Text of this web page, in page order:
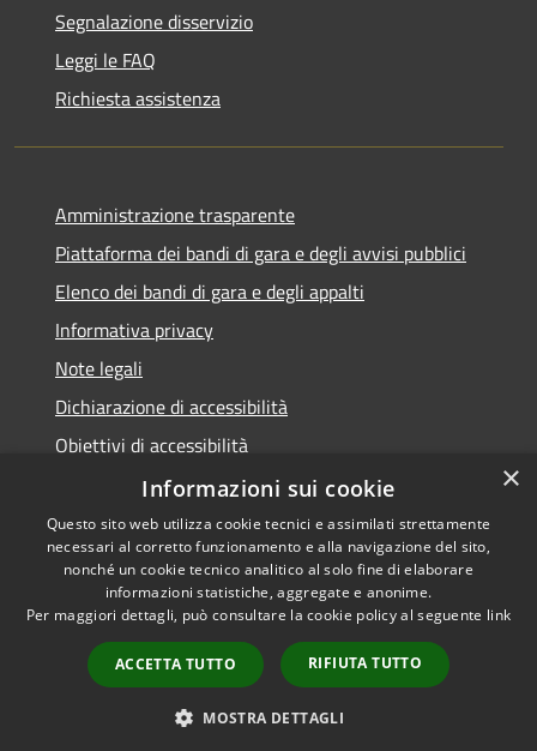
Segnalazione disservizio
Leggi le FAQ
Richiesta assistenza
Amministrazione trasparente
Piattaforma dei bandi di gara e degli avvisi pubblici
Elenco dei bandi di gara e degli appalti
Informativa privacy
Note legali
Dichiarazione di accessibilità
Obiettivi di accessibilità
Accessibilità
Privacy
Mappa del sito
×
Informazioni sui cookie
Questo sito web utilizza cookie tecnici e assimilati strettamente
necessari al corretto funzionamento e alla navigazione del sito,
nonché un cookie tecnico analitico al solo fine di elaborare
informazioni statistiche, aggregate e anonime.
Per maggiori dettagli, può consultare la cookie policy al seguente link
ACCETTA TUTTO RIFIUTA TUTTO
MOSTRA DETTAGLI